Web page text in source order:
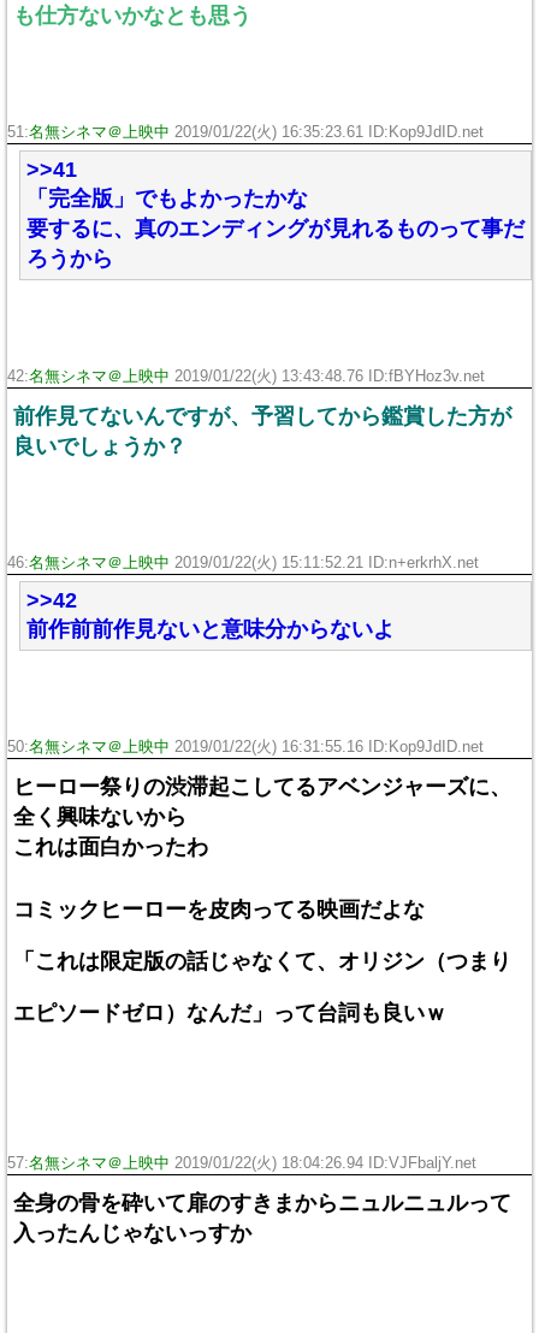
も仕方ないかなとも思う
51:名無シネマ＠上映中 2019/01/22(火) 16:35:23.61 ID:Kop9JdID.net
>>41
「完全版」でもよかったかな
要するに、真のエンディングが見れるものって事だ
ろうから
42:名無シネマ＠上映中 2019/01/22(火) 13:43:48.76 ID:fBYHoz3v.net
前作見てないんですが、予習してから鑑賞した方が
良いでしょうか？
46:名無シネマ＠上映中 2019/01/22(火) 15:11:52.21 ID:n+erkrhX.net
>>42
前作前前作見ないと意味分からないよ
50:名無シネマ＠上映中 2019/01/22(火) 16:31:55.16 ID:Kop9JdID.net
ヒーロー祭りの渋滞起こしてるアベンジャーズに、
全く興味ないから
これは面白かったわ
コミックヒーローを皮肉ってる映画だよな
「これは限定版の話じゃなくて、オリジン（つまり
エピソードゼロ）なんだ」って台詞も良いｗ
57:名無シネマ＠上映中 2019/01/22(火) 18:04:26.94 ID:VJFbaljY.net
全身の骨を砕いて扉のすきまからニュルニュルって
入ったんじゃないっすか